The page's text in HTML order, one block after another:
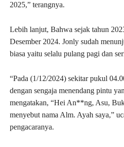
2025,” terangnya.
Lebih lanjut, Bahwa sejak tahun
Desember 2024. Jonly sudah
biasa yaitu selalu pulang pagi dan
“Pada (1/12/2024) sekitar pukul
dengan sengaja menendang pintu
mengatakan, “Hei An**ng, Asu,
menyebut nama Alm. Ayah saya,”
pengacaranya.